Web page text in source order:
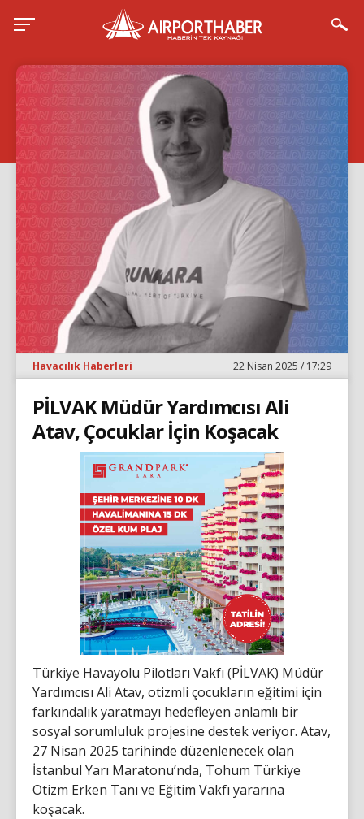
Havacılık Haberleri 22 Nisan 2025 / 17:29
PİLVAK Müdür Yardımcısı Ali
Atav, Çocuklar İçin Koşacak
Türkiye Havayolu Pilotları Vakfı (PİLVAK) Müdür
Yardımcısı Ali Atav, otizmli çocukların eğitimi için
farkındalık yaratmayı hedefleyen anlamlı bir
sosyal sorumluluk projesine destek veriyor. Atav,
27 Nisan 2025 tarihinde düzenlenecek olan
İstanbul Yarı Maratonu’nda, Tohum Türkiye
Otizm Erken Tanı ve Eğitim Vakfı yararına
koşacak.